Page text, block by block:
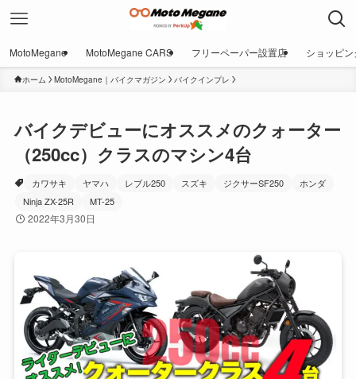
MotoMegane MotoMegane CARS フリーペーパー設置店 ショッピン
ホーム MotoMegane｜バイクマガジン バイクインプレ
バイクデビューにオススメのクォーター
（250cc）クラスのマシン4台
カワサキ ヤマハ レブル250 スズキ ジクサーSF250
ホンダ
Ninja ZX-25R
MT-25
2022年3月30日